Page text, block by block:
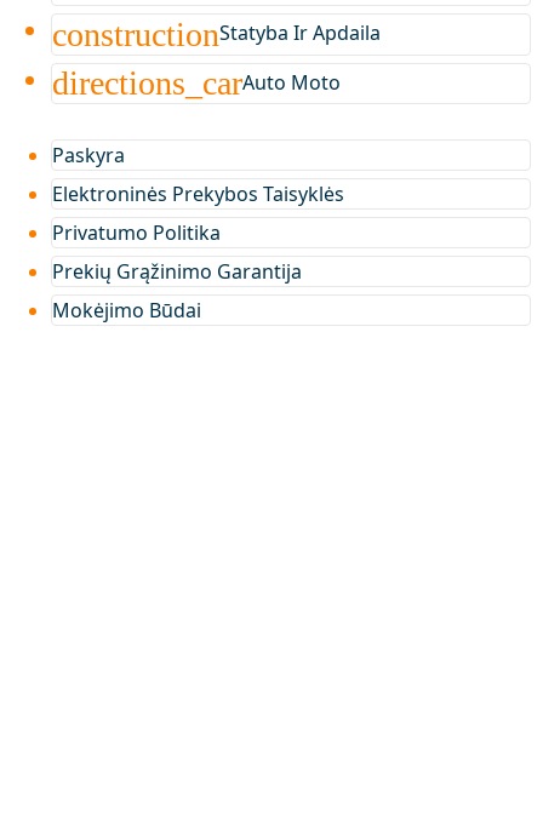
constructionStatyba Ir Apdaila
directions_carAuto Moto
Paskyra
Elektroninės Prekybos Taisyklės
Privatumo Politika
Prekių Grąžinimo Garantija
Mokėjimo Būdai